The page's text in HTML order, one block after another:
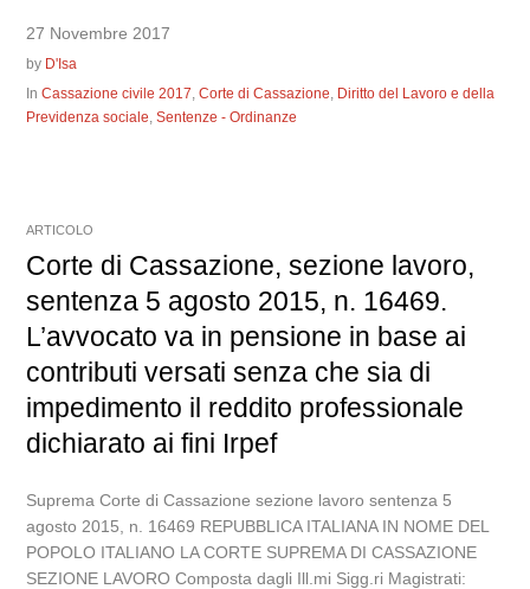
27 Novembre 2017
by D'Isa
InCassazione civile 2017 ,Corte di Cassazione Diritto del Lavoro e della
Previdenza sociale ,Sentenze - Ordinanze
ARTICOLO
Corte di Cassazione, sezione lavoro,
sentenza 5 agosto 2015, n. 16469.
L’avvocato va in pensione in base ai
contributi versati senza che sia di
impedimento il reddito professionale
dichiarato ai fini Irpef
Suprema Corte di Cassazione sezione lavoro sentenza 5
agosto 2015, n. 16469 REPUBBLICA ITALIANA IN NOME DEL
POPOLO ITALIANO LA CORTE SUPREMA DI CASSAZIONE
SEZIONE LAVORO Composta dagli Ill.mi Sigg.ri Magistrati: